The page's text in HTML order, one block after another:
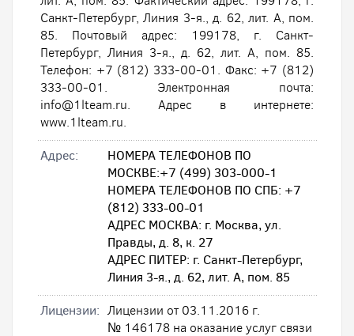
Санкт-Петербург, Линия 3-я., д. 62, лит. А, пом.
85. Почтовый адрес: 199178, г. Санкт-
Петербург, Линия 3-я., д. 62, лит. А, пом. 85.
Телефон: +7 (812) 333-00-01. Факс: +7 (812)
333-00-01. Электронная почта:
info@1lteam.ru. Адрес в интернете:
www.1lteam.ru.
Адрес:
НОМЕРА ТЕЛЕФОНОВ ПО
МОСКВЕ:+7 (499) 303-000-1
НОМЕРА ТЕЛЕФОНОВ ПО СПБ: +7
(812) 333-00-01
АДРЕС МОСКВА: г. Москва, ул.
Правды, д. 8, к. 27
АДРЕС ПИТЕР: г. Санкт-Петербург,
Линия 3-я., д. 62, лит. А, пом. 85
Лицензии: Лицензии от 03.11.2016 г.
№ 146178 на оказание услуг связи